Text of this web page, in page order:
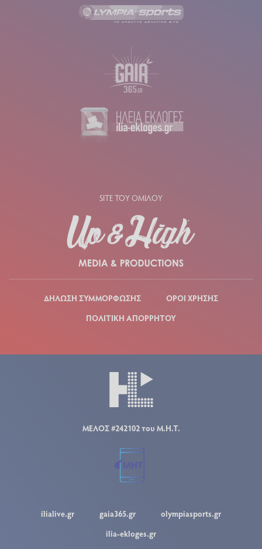
SITE ΤΟΥ ΟΜΙΛΟΥ
ΔΗΛΩΣΗ ΣΥΜΜΟΡΦΩΣΗΣ
ΟΡΟΙ ΧΡΗΣΗΣ
ΠΟΛΙΤΙΚΗ ΑΠΟΡΡΗΤΟΥ
ΜΕΛΟΣ #242102 του Μ.Η.Τ.
ilialive.gr gaia365.gr
olympiasports.gr
ilia-ekloges.gr